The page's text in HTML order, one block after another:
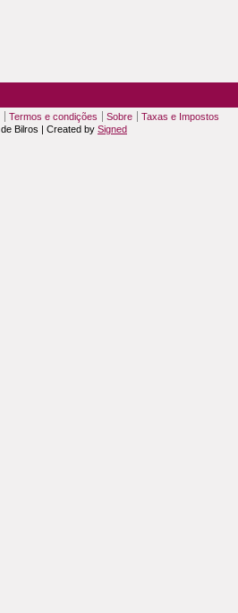
Termos e condições Sobre
Taxas e Impostos
Bilros | Created by Signed